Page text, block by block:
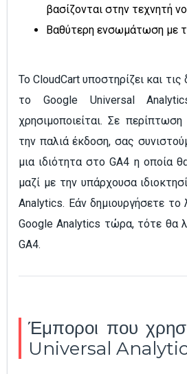
βασίζονται στην τεχνητή
Βαθύτερη ενσωμάτωση με
Το CloudCart υποστηρίζει και
το Google Universal
χρησιμοποιείται. Σε περίπτωση
την παλιά έκδοση, σας
μια ιδιότητα στο GA4 η οποία
μαζί με την υπάρχουσα
Analytics. Εάν δημιουργήσετε
Google Analytics τώρα, τότε θα
GA4.
Έμποροι που
Universal